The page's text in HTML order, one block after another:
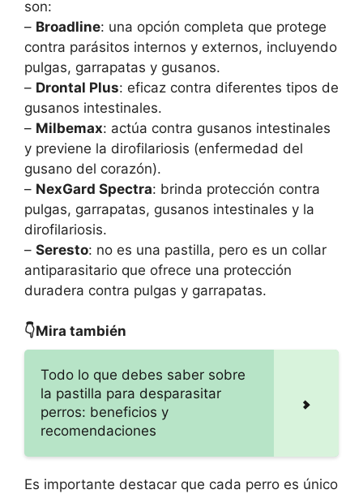
son:
– Broadline: una opción completa que protege
contra parásitos internos y externos, incluyendo
pulgas, garrapatas y gusanos.
– Drontal Plus: eficaz contra diferentes tipos de
gusanos intestinales.
– Milbemax: actúa contra gusanos intestinales
y previene la dirofilariosis (enfermedad del
gusano del corazón).
– NexGard Spectra: brinda protección contra
pulgas, garrapatas, gusanos intestinales y la
dirofilariosis.
– Seresto: no es una pastilla, pero es un collar
antiparasitario que ofrece una protección
duradera contra pulgas y garrapatas.
👇Mira también
Todo lo que debes saber sobre
la pastilla para desparasitar
perros: beneficios y
recomendaciones
Es importante destacar que cada perro es único